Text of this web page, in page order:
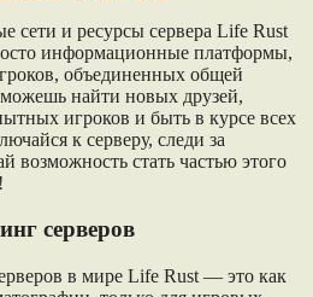
сети и ресурсы сервера Life Rust
информационные платформы,
объединенных общей
найти новых друзей,
игроков и быть в курсе всех
к серверу, следи за
возможность стать частью этого
серверов
в мире Life Rust — это как